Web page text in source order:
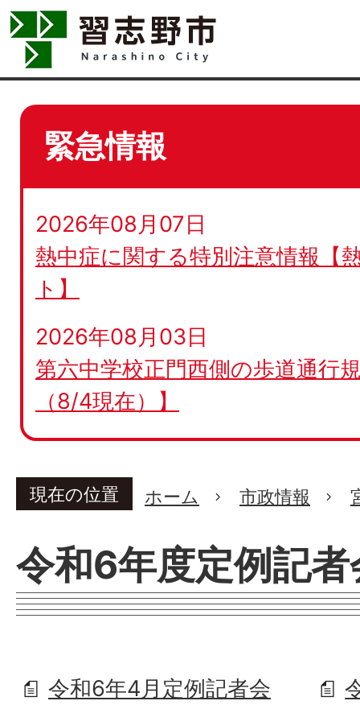
緊急情報
2026年08月07日
熱中症に関する特別注意情報【
ト】
2026年08月03日
第六中学校正門西側の歩道通行
（8/4現在）】
現在の位置 ホーム 市政情報
令和6年度定例記者
令和6年4月定例記者会